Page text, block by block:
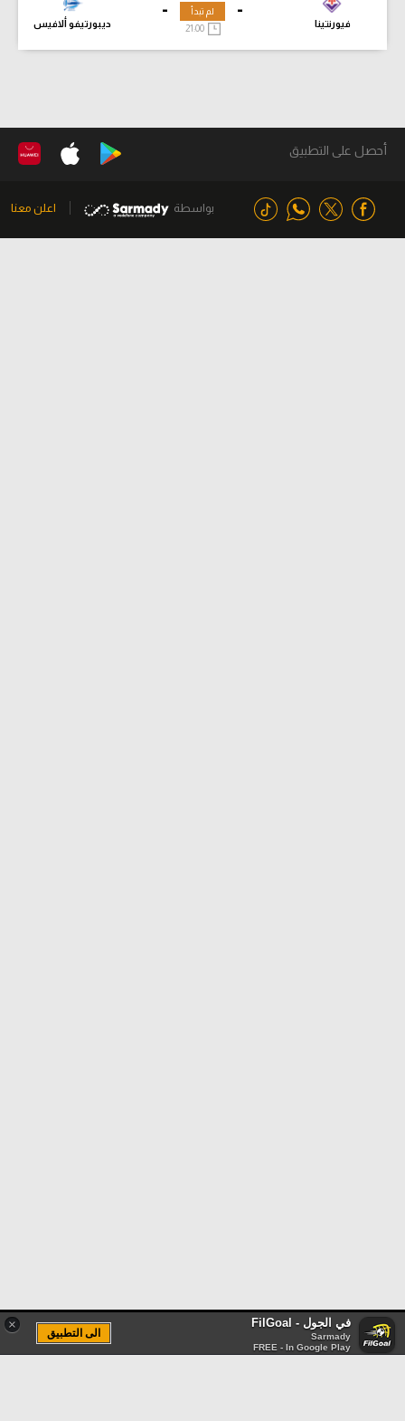
-
فيورنتينا
-
ديبورتيفو ألافيس
لم تبدأ
21:00
أحصل على التطبيق
بواسطة اعلن معنا
× في الجول - FilGoal
Sarmady
FREE - In Google Play
الى التطبيق